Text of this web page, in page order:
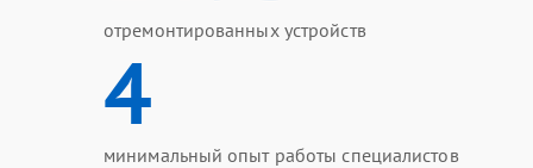
отремонтированных устройств
4
минимальный опыт работы специалистов